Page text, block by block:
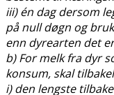
iii) én dag dersom
på null døgn og
enn dyrearten det
b) For melk fra dyr
konsum, skal
i) den lengste